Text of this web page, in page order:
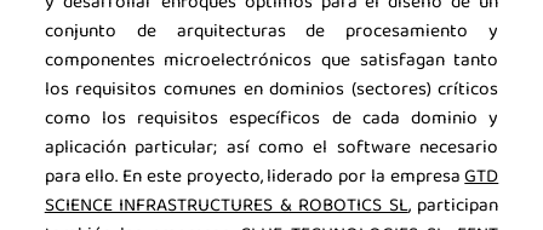
Agenda
Contacto
Talento
Únete
conjunto de arquitecturas de procesamiento y
componentes microelectrónicos que satisfagan tanto
los requisitos comunes en dominios (sectores) críticos
como los requisitos específicos de cada dominio y
aplicación particular; así como el software necesario
para ello. En este proyecto, liderado por la empresaGTD
SCIENCE INFRASTRUCTURES & ROBOTICS SL, participan